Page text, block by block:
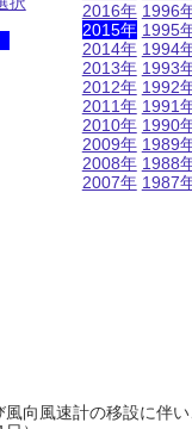
2016年
2015年
2014年
2013年
2012年
2011年
2010年
2009年
2008年
2007年
1996
1995
1994
1993
1992
1991
1990
1989
1988
1987
向風速計の移設に伴